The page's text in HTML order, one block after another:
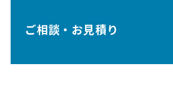
ご相談・お見積り